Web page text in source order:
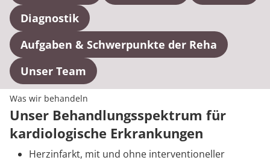
Diagnostik
Aufgaben & Schwerpunkte der Reha
Unser Team
Was wir behandeln
Unser Behandlungsspektrum für
kardiologische Erkrankungen
Herzinfarkt, mit und ohne interventioneller